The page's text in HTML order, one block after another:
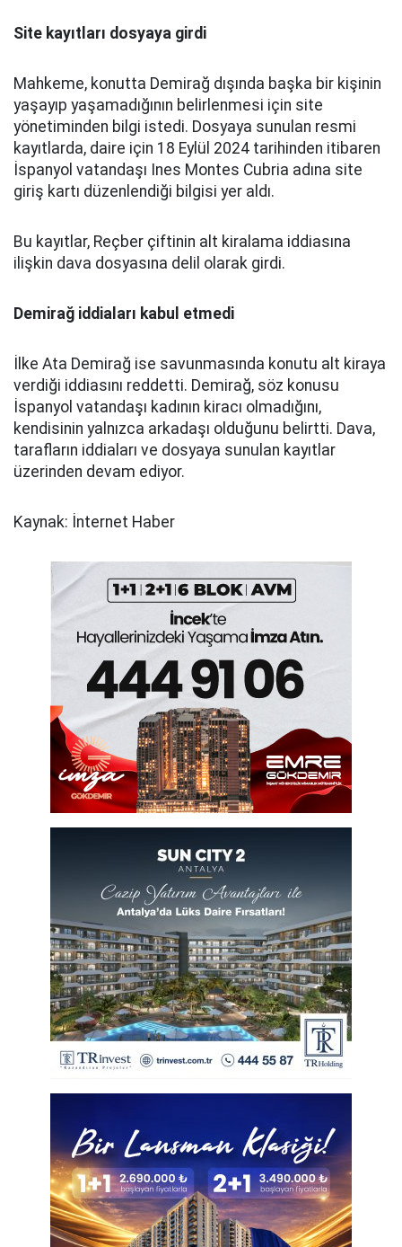
Site kayıtları dosyaya girdi
Mahkeme, konutta Demirağ dışında başka bir kişinin
yaşayıp yaşamadığının belirlenmesi için site
yönetiminden bilgi istedi. Dosyaya sunulan resmi
kayıtlarda, daire için 18 Eylül 2024 tarihinden itibaren
İspanyol vatandaşı Ines Montes Cubria adına site
giriş kartı düzenlendiği bilgisi yer aldı.
Bu kayıtlar, Reçber çiftinin alt kiralama iddiasına
ilişkin dava dosyasına delil olarak girdi.
Demirağ iddiaları kabul etmedi
İlke Ata Demirağ ise savunmasında konutu alt kiraya
verdiği iddiasını reddetti. Demirağ, söz konusu
İspanyol vatandaşı kadının kiracı olmadığını,
kendisinin yalnızca arkadaşı olduğunu belirtti. Dava,
tarafların iddiaları ve dosyaya sunulan kayıtlar
üzerinden devam ediyor.
Kaynak: İnternet Haber